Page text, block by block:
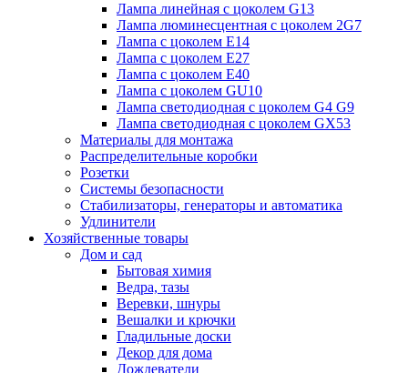
Лампа линейная с цоколем G13
Лампа люминесцентная с цоколем 2G7
Лампа с цоколем E14
Лампа с цоколем E27
Лампа с цоколем E40
Лампа с цоколем GU10
Лампа светодиодная с цоколем G4 G9
Лампа светодиодная с цоколем GX53
Материалы для монтажа
Распределительные коробки
Розетки
Системы безопасности
Стабилизаторы, генераторы и автоматика
Удлинители
Хозяйственные товары
Дом и сад
Бытовая химия
Ведра, тазы
Веревки, шнуры
Вешалки и крючки
Гладильные доски
Декор для дома
Дождеватели